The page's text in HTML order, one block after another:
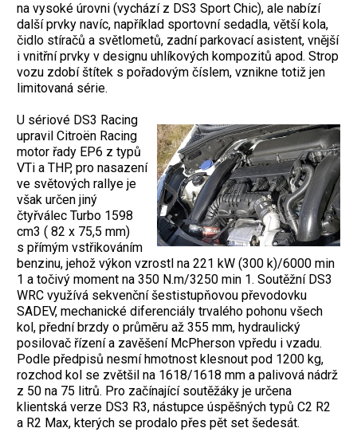
na vysoké úrovni (vychází z DS3 Sport Chic), ale nabízí
další prvky navíc, například sportovní sedadla, větší kola,
čidlo stíračů a světlometů, zadní parkovací asistent, vnější
i vnitřní prvky v designu uhlíkových kompozitů apod. Strop
vozu zdobí štítek s pořadovým číslem, vznikne totiž jen
limitovaná série.
U sériové DS3 Racing
upravil Citroën Racing
motor řady EP6 z typů
VTi a THP, pro nasazení
ve světových rallye je
však určen jiný
čtyřválec Turbo 1598
cm3 ( 82 x 75,5 mm)
s přímým vstřikováním
benzinu, jehož výkon vzrostl na 221 kW (300 k)/6000 min
1 a točivý moment na 350 N.m/3250 min 1. Soutěžní DS3
WRC využívá sekvenční šestistupňovou převodovku
SADEV, mechanické diferenciály trvalého pohonu všech
kol, přední brzdy o průměru až 355 mm, hydraulický
posilovač řízení a zavěšení McPherson vpředu i vzadu.
Podle předpisů nesmí hmotnost klesnout pod 1200 kg,
rozchod kol se zvětšil na 1618/1618 mm a palivová nádrž
z 50 na 75 litrů. Pro začínající soutěžáky je určena
klientská verze DS3 R3, nástupce úspěšných typů C2 R2
a R2 Max, kterých se prodalo přes pět set šedesát.